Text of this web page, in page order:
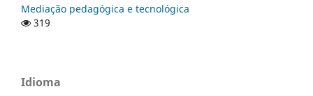
Mediação pedagógica e tecnológica
319
Idioma